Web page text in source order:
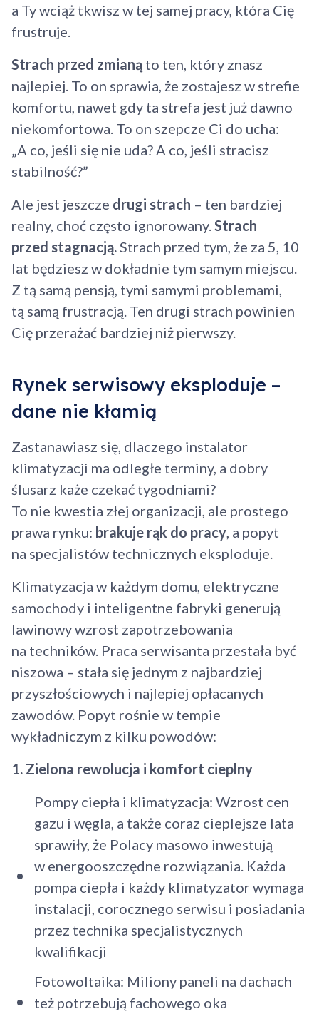
a Ty wciąż tkwisz w tej samej pracy, która Cię
frustruje.
Strach przed zmianą to ten, który znasz
najlepiej. To on sprawia, że zostajesz w strefie
komfortu, nawet gdy ta strefa jest już dawno
niekomfortowa. To on szepcze Ci do ucha:
„A co, jeśli się nie uda? A co, jeśli stracisz
stabilność?”
Ale jest jeszcze drugi strach – ten bardziej
realny, choć często ignorowany.Strach
przed stagnacją.Strach przed tym, że za 5, 10
lat będziesz w dokładnie tym samym miejscu.
Z tą samą pensją, tymi samymi problemami,
tą samą frustracją. Ten drugi strach powinien
Cię przerażać bardziej niż pierwszy.
Rynek serwisowy eksploduje –
dane nie kłamią
Zastanawiasz się, dlaczego instalator
klimatyzacji ma odległe terminy, a dobry
ślusarz każe czekać tygodniami?
To nie kwestia złej organizacji, ale prostego
prawa rynku: brakuje rąk do pracy, a popyt
na specjalistów technicznych eksploduje.
Klimatyzacja w każdym domu, elektryczne
samochody i inteligentne fabryki generują
lawinowy wzrost zapotrzebowania
na techników. Praca serwisanta przestała być
niszowa – stała się jednym z najbardziej
przyszłościowych i najlepiej opłacanych
zawodów. Popyt rośnie w tempie
wykładniczym z kilku powodów:
1. Zielona rewolucja i komfort cieplny
Pompy ciepła i klimatyzacja: Wzrost cen
gazu i węgla, a także coraz cieplejsze lata
sprawiły, że Polacy masowo inwestują
w energooszczędne rozwiązania. Każda
pompa ciepła i każdy klimatyzator wymaga
instalacji, corocznego serwisu i posiadania
przez technika specjalistycznych
kwalifikacji
Fotowoltaika: Miliony paneli na dachach
też potrzebują fachowego oka